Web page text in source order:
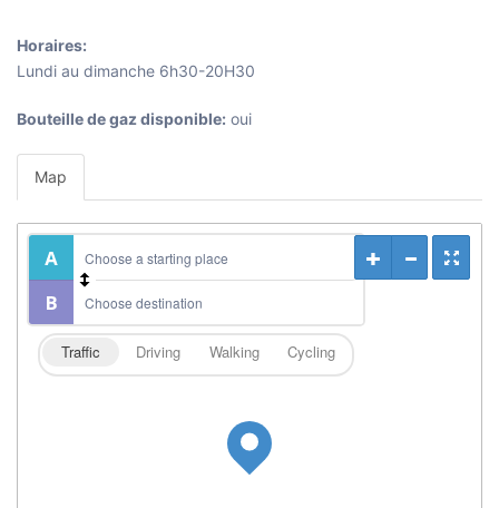
Horaires:
Lundi au dimanche 6h30-20H30
Bouteille de gaz disponible: oui
Map
Traffic Driving Walking Cycling